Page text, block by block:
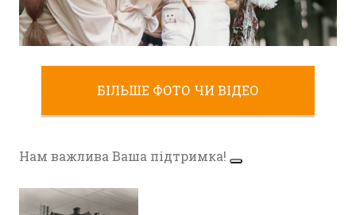
МИХАЙЛО ОЛЕКСІЙОВИЧ П’ЄХ ФОТО
Фото Житомир (1970-1980)
БІЛЬШЕ ФОТО ЧИ ВІДЕО
Нам важлива Ваша підтримка!